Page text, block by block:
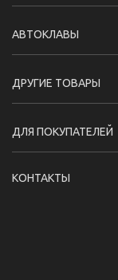
АВТОКЛАВЫ
ДРУГИЕ ТОВАРЫ
ДЛЯ ПОКУПАТЕЛЕЙ
КОНТАКТЫ